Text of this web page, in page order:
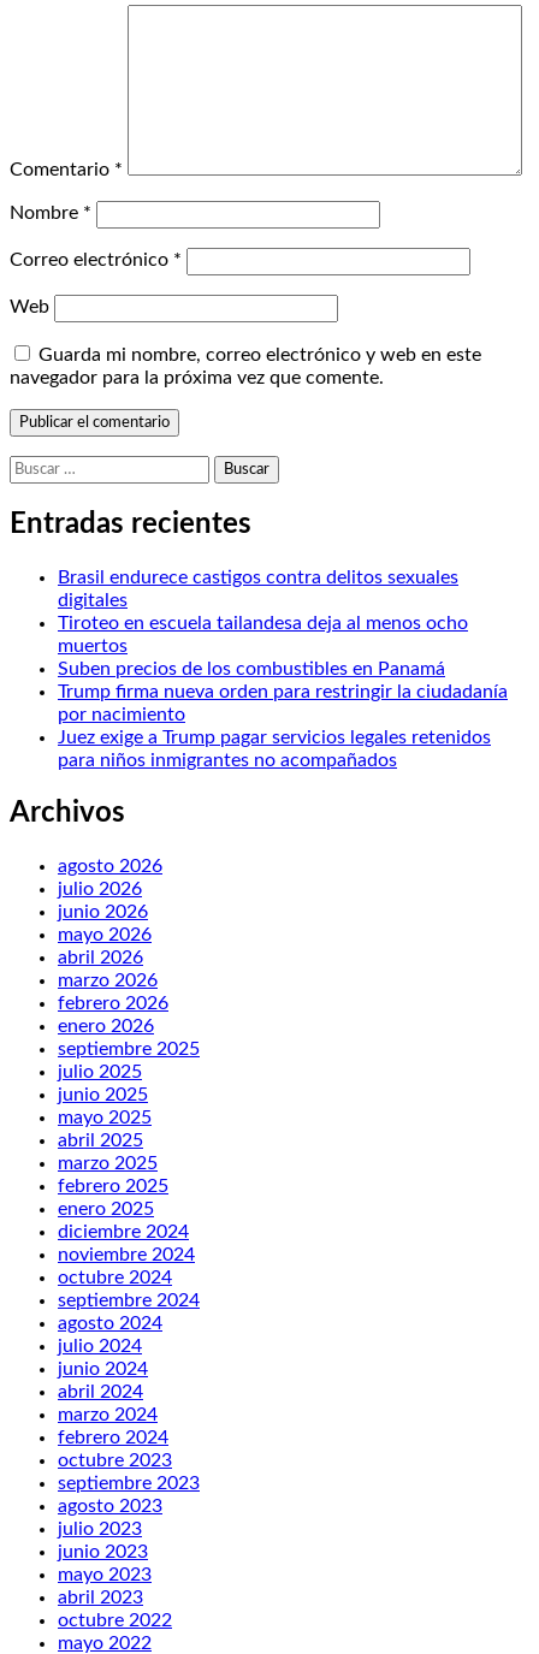
Comentario *
Nombre *
Correo electrónico *
Web
Guarda mi nombre, correo electrónico y web en este
navegador para la próxima vez que comente.
Buscar:
Entradas recientes
Brasil endurece castigos contra delitos sexuales
digitales
Tiroteo en escuela tailandesa deja al menos ocho
muertos
Suben precios de los combustibles en Panamá
Trump firma nueva orden para restringir la ciudadanía
por nacimiento
Juez exige a Trump pagar servicios legales retenidos
para niños inmigrantes no acompañados
Archivos
agosto 2026
julio 2026
junio 2026
mayo 2026
abril 2026
marzo 2026
febrero 2026
enero 2026
septiembre 2025
julio 2025
junio 2025
mayo 2025
abril 2025
marzo 2025
febrero 2025
enero 2025
diciembre 2024
noviembre 2024
octubre 2024
septiembre 2024
agosto 2024
julio 2024
junio 2024
abril 2024
marzo 2024
febrero 2024
octubre 2023
septiembre 2023
agosto 2023
julio 2023
junio 2023
mayo 2023
abril 2023
octubre 2022
mayo 2022